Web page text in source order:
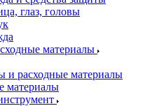
глаз, головы
материалы
и расходные материалы
материалы